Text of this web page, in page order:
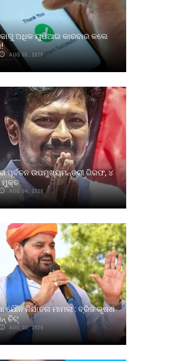
ଅଧିକ ୟୁପିଆଇ କାରବାର କଲେ
AUG 05, 2026
ପୂର୍ବତନ ଉପମୁଖ୍ୟମନ୍ତ୍ରୀ ଗିରଫ, ୪
ମୁକ୍ତ
AUG 04, 2026
ଯୌନ ନିର୍ଯାତନା ମାମଲା : ବ୍ରିଜ ଭୂଷଣ
ଚିଟ୍
AUG 03, 2026